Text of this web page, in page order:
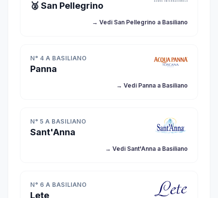
🥈 San Pellegrino
→ Vedi San Pellegrino a Basiliano
N° 4 A BASILIANO
Panna
→ Vedi Panna a Basiliano
N° 5 A BASILIANO
Sant'Anna
→ Vedi Sant'Anna a Basiliano
N° 6 A BASILIANO
Lete